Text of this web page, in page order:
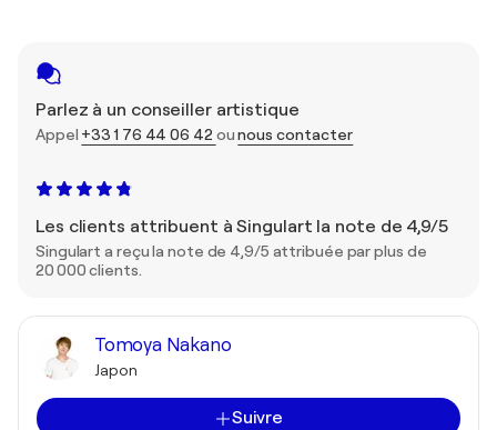
Parlez à un conseiller artistique
Appel +33 1 76 44 06 42 ounous contacter
Les clients attribuent à Singulart la note de 4,9/5
Singulart a reçu la note de 4,9/5 attribuée par plus de
20 000 clients.
Tomoya Nakano
Japon
Suivre